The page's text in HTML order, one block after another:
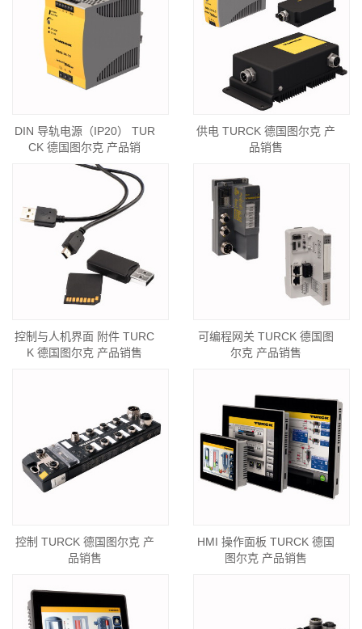
DIN 导轨电源（IP20） TUR
CK 德国图尔克 产品销
供电 TURCK 德国图尔克 产
品销售
控制与人机界面 附件 TURC
K 德国图尔克 产品销售
可编程网关 TURCK 德国图
尔克 产品销售
控制 TURCK 德国图尔克 产
品销售
HMI 操作面板 TURCK 德国
图尔克 产品销售